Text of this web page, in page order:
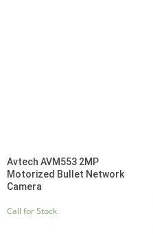
Avtech AVM553 2MP
Motorized Bullet Network
Camera
Call for Stock